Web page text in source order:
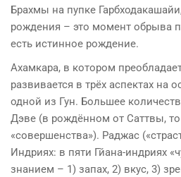
Брахмы на пупке
рождения – это момент обрыва
есть истинное рождение.
Ахамкара, в котором
развивается в трёх аспектах на
одной из Гун. Большее
Дэве (в рождённом от Саттвы, то
«совершенства»). Раджас
Индриях: в пяти Гйана-индриях
знанием – 1) запах, 2) вкус, 3)